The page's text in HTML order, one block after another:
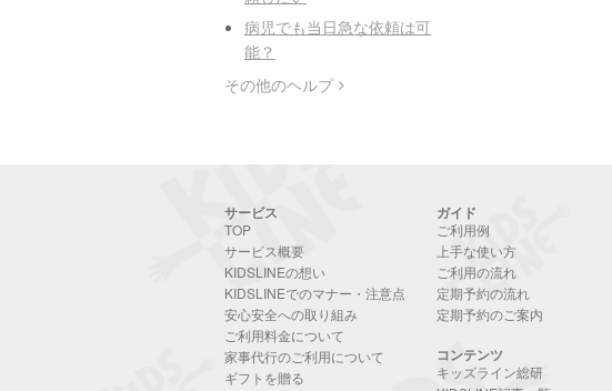
病児でも当日急な依頼は可
能？
その他のヘルプ
サービス
TOP
サービス概要
KIDSLINEの想い
KIDSLINEでのマナー・注意点
安心安全への取り組み
ご利用料金について
家事代行のご利用について
ギフトを贈る
ガイド
ご利用例
上手な使い方
ご利用の流れ
定期予約の流れ
定期予約のご案内
コンテンツ
キッズライン総研